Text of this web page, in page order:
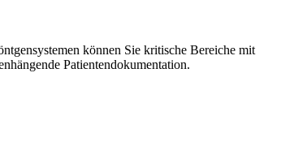
können Sie kritische Bereiche mit
Patientendokumentation.